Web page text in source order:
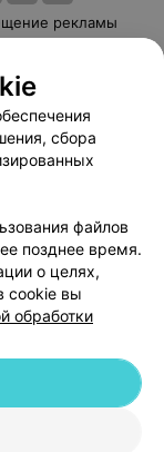
рекламы
оплаты
Республика Беларусь,
сбора
файлов
позднее время.
о целях,
cookie вы
обработки